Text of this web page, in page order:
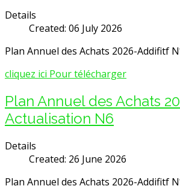
Details
Created: 06 July 2026
Plan Annuel des Achats 2026-Addifitf
cliquez ici Pour télécharger
Plan Annuel des Achats
Actualisation N6
Details
Created: 26 June 2026
Plan Annuel des Achats 2026-Addifitf